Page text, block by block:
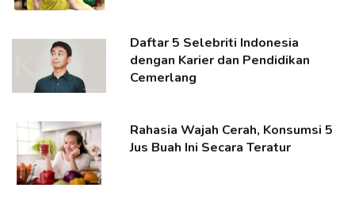
Daftar 5 Selebriti Indonesia
dengan Karier dan Pendidikan
Cemerlang
Rahasia Wajah Cerah, Konsumsi 5
Jus Buah Ini Secara Teratur